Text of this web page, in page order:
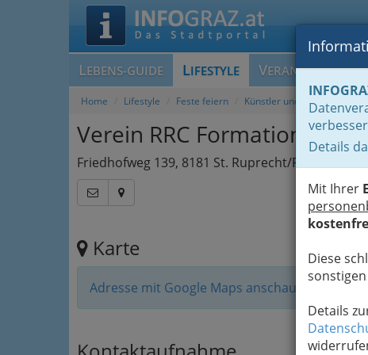
LEBENS-GUIDE LIFESTYLE V
Details
Mit Ihrer
Diese
Details
Home Lifestyle Feste feiern Künstler und Showacts für
Verein RRC Formation88
Friedhofweg 139, 8181 St. Ruprecht/Raab
Karte
Adresse mit Google Maps anschauen